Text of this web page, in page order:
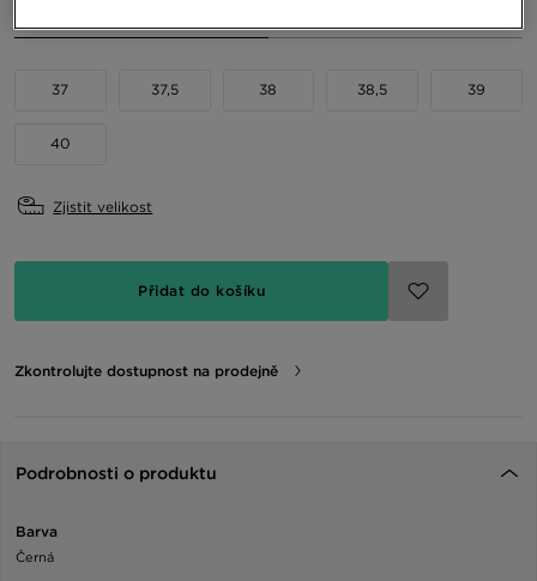
37 37,5 38 38,5 39
40
Zjistit velikost
Přidat do košíku
Zkontrolujte dostupnost na prodejně
Podrobnosti o produktu
Barva
Černá